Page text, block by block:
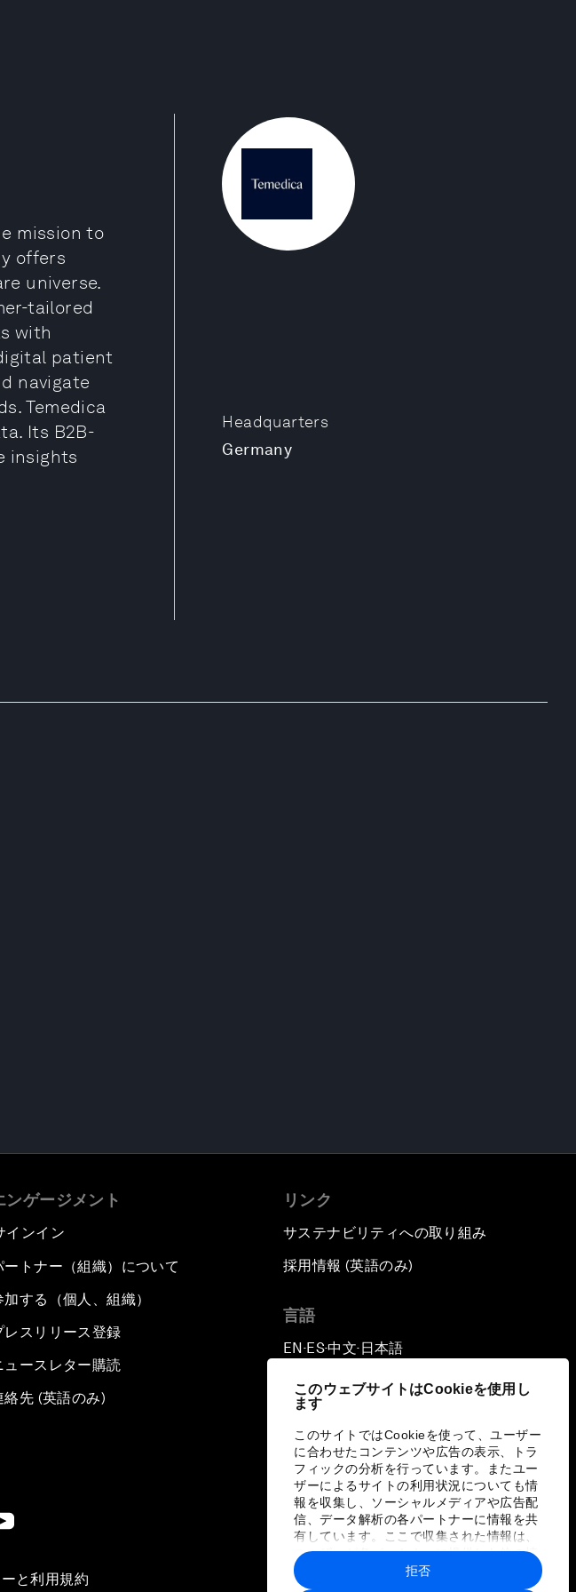
このウェブサイトはCookieを使用し
ます
このサイトではCookieを使って、ユーザー
に合わせたコンテンツや広告の表示、トラ
フィックの分析を行っています。またユー
ザーによるサイトの利用状況についても情
報を収集し、ソーシャルメディアや広告配
信、データ解析の各パートナーに情報を共
有しています。ここで収集された情報は、
ユーザーが各パートナーに提供した他の情
報や各パートナーのサービスを使用した際
に収集された情報と組み合わされ、各パー
拒否
Headquarters
Germany
mission to
offers
universe.
tailored
with
patient
navigate
Temedica
Its B2B-
insights
ンゲージメント
インイン
ートナー（組織）について
加する（個人、組織）
レスリリース登録
ュースレター購読
絡先 (英語のみ)
リンク
サステナビリティへの取り組み
採用情報 (英語のみ)
言語
EN ▪ES▪中文▪ 日本語
と利用規約